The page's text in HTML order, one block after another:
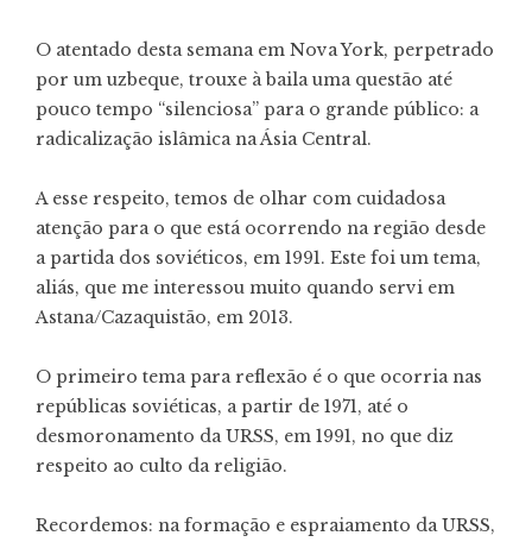
O atentado desta semana em Nova York, perpetrado
por um uzbeque, trouxe à baila uma questão até
pouco tempo “silenciosa” para o grande público: a
radicalização islâmica na Ásia Central.
A esse respeito, temos de olhar com cuidadosa
atenção para o que está ocorrendo na região desde
a partida dos soviéticos, em 1991. Este foi um tema,
aliás, que me interessou muito quando servi em
Astana/Cazaquistão, em 2013.
O primeiro tema para reflexão é o que ocorria nas
repúblicas soviéticas, a partir de 1971, até o
desmoronamento da URSS, em 1991, no que diz
respeito ao culto da religião.
Recordemos: na formação e espraiamento da URSS,